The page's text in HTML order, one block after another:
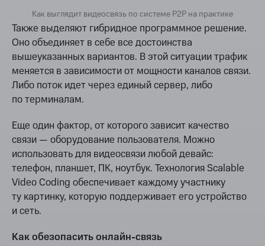
Как выглядит видеосвязь по системе P2P на практике
Также выделяют гибридное программное решение.
Оно объединяет в себе все достоинства
вышеуказанных вариантов. В этой ситуации трафик
меняется в зависимости от мощности каналов связи.
Либо поток идет через единый сервер, либо
по терминалам.
Еще один фактор, от которого зависит качество
связи — оборудование пользователя. Можно
использовать для видеосвязи любой девайс:
телефон, планшет, ПК, ноутбук. Технология Scalable
Video Coding обеспечивает каждому участнику
ту картинку, которую поддерживает его устройство
и сеть.
Как обезопасить онлайн-связь